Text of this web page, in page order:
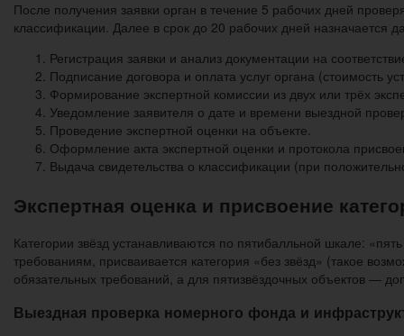
После получения заявки орган в течение 5 рабочих дней
классификации. Далее в срок до 20 рабочих дней назначается
Регистрация заявки и анализ документации на
Подписание договора и оплата услуг органа (стоимость
Формирование экспертной комиссии из двух или трёх
Уведомление заявителя о дате и времени выездной
Проведение экспертной оценки на объекте.
Оформление акта экспертной оценки и протокола
Выдача свидетельства о классификации (при
Экспертная оценка и присвоение
Категории звёзд устанавливаются по пятибалльной шкале:
требованиям, присваивается категория «без звёзд» (такое
обязательных требований, а для пятизвёздочных объектов —
Выездная проверка номерного фонда и